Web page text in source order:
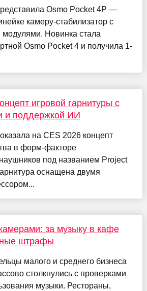
Osmo Pocket 4P —
камеру-стабилизатор с
Новинка стала
Osmo Pocket 4 и получила 1-
игровой гарнитуры с
и поддержкой ИИ
на CES 2026 концепт
в форм-факторе
под названием Project
оснащена двумя
за музыку в кафе
штрафы
малого и среднего бизнеса
столкнулись с проверками
музыки. Рестораны,